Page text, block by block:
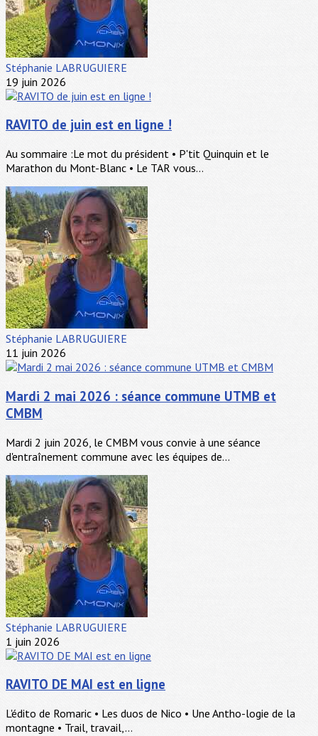
Stéphanie LABRUGUIERE
19 juin 2026
RAVITO de juin est en ligne !
Au sommaire :Le mot du président • P'tit Quinquin et le
Marathon du Mont-Blanc • Le TAR vous...
Stéphanie LABRUGUIERE
11 juin 2026
Mardi 2 mai 2026 : séance commune UTMB et
CMBM
Mardi 2 juin 2026, le CMBM vous convie à une séance
d'entraînement commune avec les équipes de...
Stéphanie LABRUGUIERE
1 juin 2026
RAVITO DE MAI est en ligne
L'édito de Romaric • Les duos de Nico • Une Antho-logie de la
montagne • Trail, travail,...